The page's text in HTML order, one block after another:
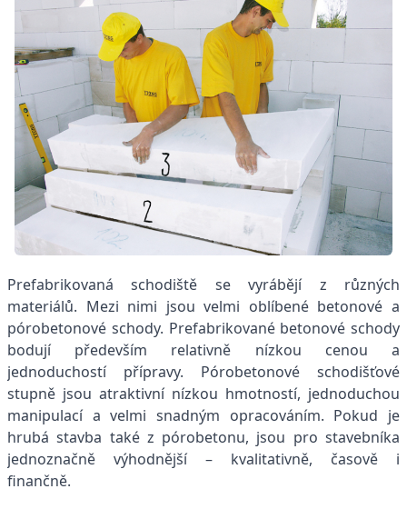
Prefabrikovaná schodiště se vyrábějí z různých
materiálů. Mezi nimi jsou velmi oblíbené betonové a
pórobetonové schody. Prefabrikované betonové schody
bodují především relativně nízkou cenou a
jednoduchostí přípravy. Pórobetonové schodišťové
stupně jsou atraktivní nízkou hmotností, jednoduchou
manipulací a velmi snadným opracováním. Pokud je
hrubá stavba také z pórobetonu, jsou pro stavebníka
jednoznačně výhodnější – kvalitativně, časově i
finančně.